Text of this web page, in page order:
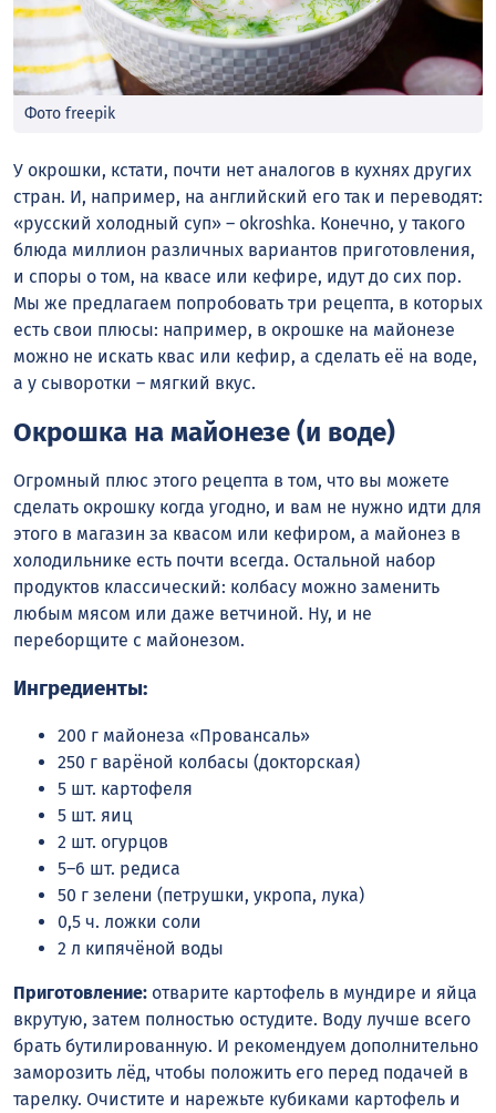
Фото freepik
У окрошки, кстати, почти нет аналогов в кухнях других
стран. И, например, на английский его так и переводят:
«русский холодный суп» – okroshka. Конечно, у такого
блюда миллион различных вариантов приготовления,
и споры о том, на квасе или кефире, идут до сих пор.
Мы же предлагаем попробовать три рецепта, в которых
есть свои плюсы: например, в окрошке на майонезе
можно не искать квас или кефир, а сделать её на воде,
а у сыворотки – мягкий вкус.
Окрошка на майонезе (и воде)
Огромный плюс этого рецепта в том, что вы можете
сделать окрошку когда угодно, и вам не нужно идти для
этого в магазин за квасом или кефиром, а майонез в
холодильнике есть почти всегда. Остальной набор
продуктов классический: колбасу можно заменить
любым мясом или даже ветчиной. Ну, и не
переборщите с майонезом.
Ингредиенты:
200 г майонеза «Провансаль»
250 г варёной колбасы (докторская)
5 шт. картофеля
5 шт. яиц
2 шт. огурцов
5–6 шт. редиса
50 г зелени (петрушки, укропа, лука)
0,5 ч. ложки соли
2 л кипячёной воды
Приготовление: отварите картофель в мундире и яйца
вкрутую, затем полностью остудите. Воду лучше всего
брать бутилированную. И рекомендуем дополнительно
заморозить лёд, чтобы положить его перед подачей в
тарелку. Очистите и нарежьте кубиками картофель и